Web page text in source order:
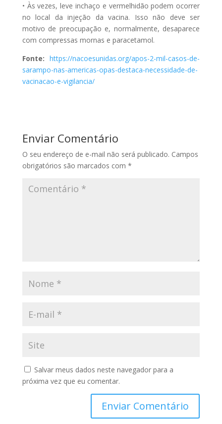
• Às vezes, leve inchaço e vermelhidão podem ocorrer
no local da injeção da vacina. Isso não deve ser
motivo de preocupação e, normalmente, desaparece
com compressas mornas e paracetamol.
Fonte:https://nacoesunidas.org/apos-2-mil-casos-de-
sarampo-nas-americas-opas-destaca-necessidade-de-
vacinacao-e-vigilancia/
Enviar Comentário
O seu endereço de e-mail não será publicado. Campos
obrigatórios são marcados com *
Salvar meus dados neste navegador para a
próxima vez que eu comentar.